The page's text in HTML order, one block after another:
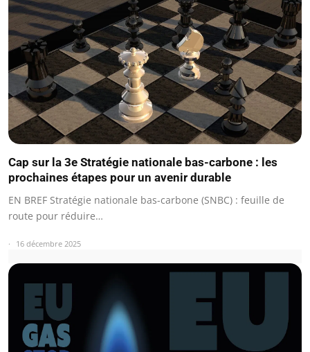
Cap sur la 3e Stratégie nationale bas-carbone : les
prochaines étapes pour un avenir durable
EN BREF Stratégie nationale bas-carbone (SNBC) : feuille de
route pour réduire…
16 décembre 2025